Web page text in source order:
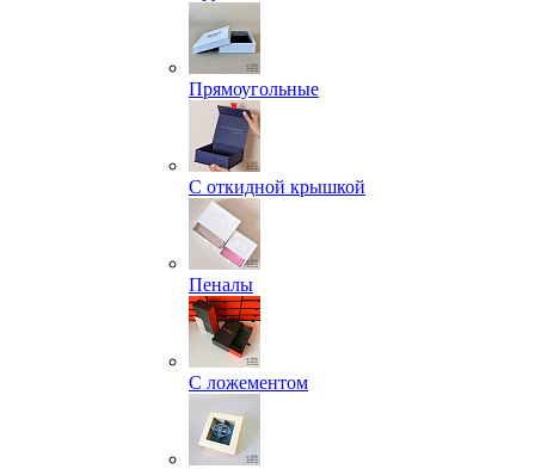
Прямоугольные
С откидной крышкой
Пеналы
С ложементом